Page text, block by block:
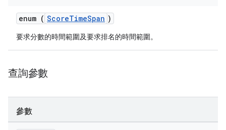
enum ( ScoreTimeSpan )
要求分數的時間範圍及要求排名的時間範圍。
查詢參數
參數